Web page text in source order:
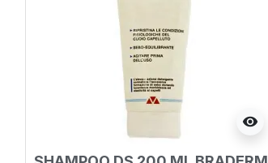
visibility